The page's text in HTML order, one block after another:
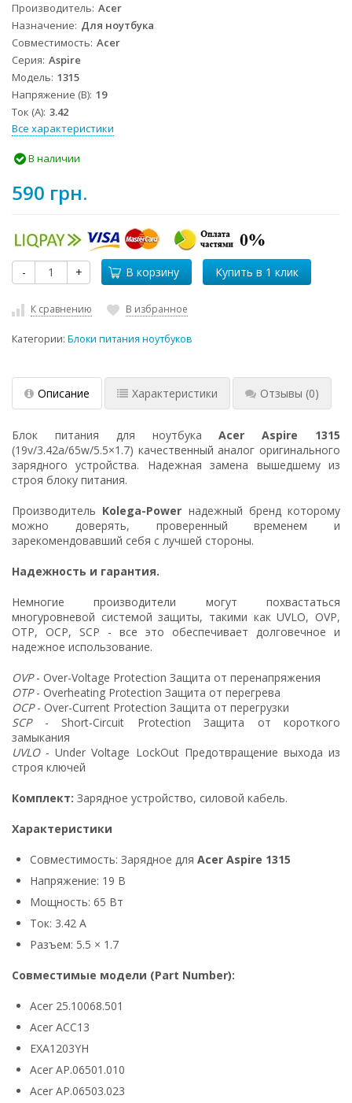
Производитель Acer
Назначение Для ноутбука
Совместимость Acer
Серия Aspire
Модель 1315
Напряжение (В) 19
Ток (А) 3.42
Все характеристики
В наличии
590 грн.
- + В корзину
К сравнению В избранное
Категории: Блоки питания ноутбуков
Описание Характеристики Отзывы (0)
Блок питания для ноутбукаAcer Aspire 1315
(19v/3.42a/65w/5.5×1.7) качественный аналог оригинального
зарядного устройства. Надежная замена вышедшему из
строя блоку питания.
Производитель Kolega-Power надежный бренд которому
можно доверять, проверенный временем и
зарекомендовавший себя с лучшей стороны.
Надежность и гарантия.
Немногие производители могут похвастаться
многуровневой системой защиты, такими как UVLO, OVP,
OTP, OCP, SCP - все это обеспечивает долговечное и
надежное использование.
OVP- Over-Voltage Protection Защита от перенапряжения
OTP- Overheating Protection Защита от перегрева
OCP- Over-Current Protection Защита от перегрузки
SCP- Short-Circuit Protection Защита от короткого
замыкания
UVLO- Under Voltage LockOut Предотвращение выхода из
строя ключей
Комплект: Зарядное устройство, силовой кабель.
Характеристики
Совместимость: Зарядное для Acer Aspire 1315
Напряжение: 19 В
Мощность: 65 Вт
Ток: 3.42 А
Разъем: 5.5 × 1.7
Совместимые модели (Part Number):
Acer 25.10068.501
Acer ACC13
EXA1203YH
Acer AP.06501.010
Acer AP.06503.023